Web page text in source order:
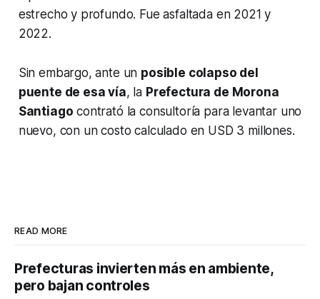
estrecho y profundo. Fue asfaltada en 2021 y
2022.
Sin embargo, ante un posible colapso del
puente de esa vía, la Prefectura de Morona
Santiago contrató la consultoría para levantar uno
nuevo, con un costo calculado en USD 3 millones.
READ MORE
Prefecturas invierten más en ambiente,
pero bajan controles